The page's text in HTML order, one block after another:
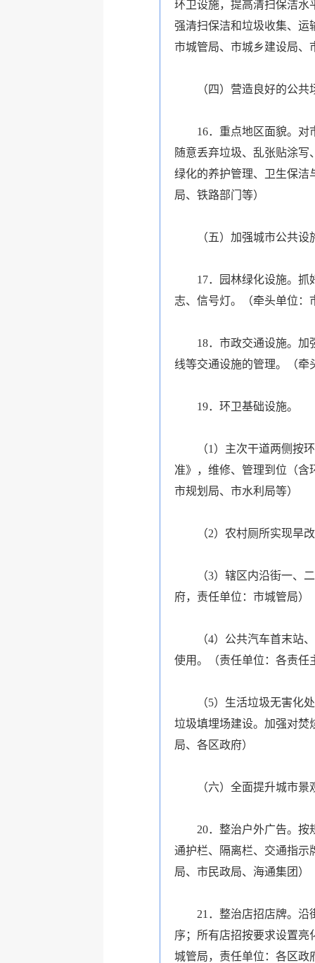
环卫设施，提高清扫保洁水
强清扫保洁和垃圾收集、运
市城管局、市城乡建设局、
（四）营造良好的公共
16．重点地区面貌。对市
随意丢弃垃圾、乱张贴涂
绿化的养护管理、卫生保洁
局、铁路部门等）
（五）加强城市公共设
17．园林绿化设施。抓好
志、信号灯。（牵头单位：
18．市政交通设施。加强
线等交通设施的管理。（牵
19．环卫基础设施。
（1）主次干道两侧按环
准》，维修、管理到位（含
市规划局、市水利局等）
（2）农村厕所实现旱改
（3）辖区内沿街一、二
府，责任单位：市城管局）
（4）公共汽车首末站、
使用。（责任单位：各责任
（5）生活垃圾无害化处
垃圾填埋场建设。加强对焚
局、各区政府）
（六）全面提升城市景
20．整治户外广告。按规
通护栏、隔离栏、交通指示
局、市民政局、海通集团）
21．整治店招店牌。沿街
序；所有店招按要求设置亮
城管局，责任单位：各区政